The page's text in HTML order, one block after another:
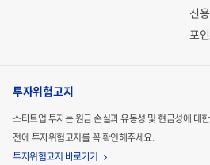
신
포
투자위험고지
스타트업 투자는 원금 손실과 유동성 및 현금성에 대
전에 투자위험고지를 꼭 확인해주세요.
투자위험고지 바로가기